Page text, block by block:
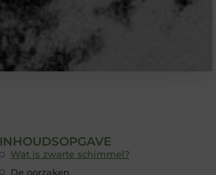
INHOUDSOPGAVE
Wat is zwarte schimmel?
De oorzaken